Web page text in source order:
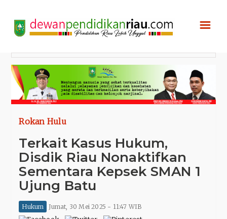
☰
Rokan Hulu
Terkait Kasus Hukum,
Disdik Riau Nonaktifkan
Sementara Kepsek SMAN 1
Ujung Batu
Hukum Jumat, 30 Mei 2025 - 11:47 WIB